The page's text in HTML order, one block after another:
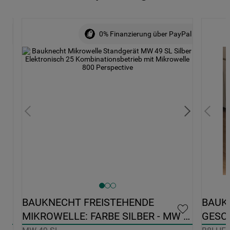
0% Finanzierung über PayPal
BAUKNECHT FREISTEHENDE
MIKROWELLE: FARBE SILBER - MW